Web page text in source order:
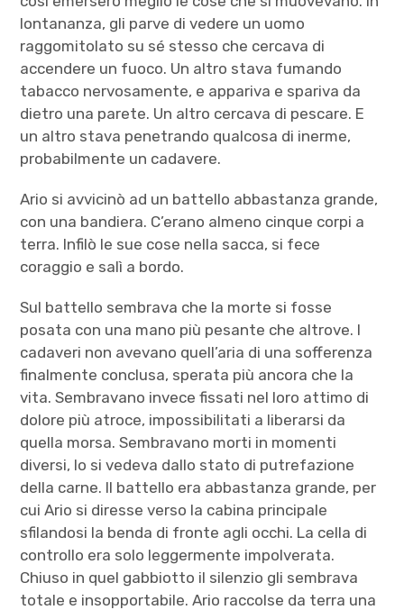
lontananza, gli parve di vedere un uomo
raggomitolato su sé stesso che cercava di
accendere un fuoco. Un altro stava fumando
tabacco nervosamente, e appariva e spariva da
dietro una parete. Un altro cercava di pescare. E
un altro stava penetrando qualcosa di inerme,
probabilmente un cadavere.
Ario si avvicinò ad un battello abbastanza grande,
con una bandiera. C’erano almeno cinque corpi a
terra. Infilò le sue cose nella sacca, si fece
coraggio e salì a bordo.
Sul battello sembrava che la morte si fosse
posata con una mano più pesante che altrove. I
cadaveri non avevano quell’aria di una sofferenza
finalmente conclusa, sperata più ancora che la
vita. Sembravano invece fissati nel loro attimo di
dolore più atroce, impossibilitati a liberarsi da
quella morsa. Sembravano morti in momenti
diversi, lo si vedeva dallo stato di putrefazione
della carne. Il battello era abbastanza grande, per
cui Ario si diresse verso la cabina principale
sfilandosi la benda di fronte agli occhi. La cella di
controllo era solo leggermente impolverata.
Chiuso in quel gabbiotto il silenzio gli sembrava
totale e insopportabile. Ario raccolse da terra una